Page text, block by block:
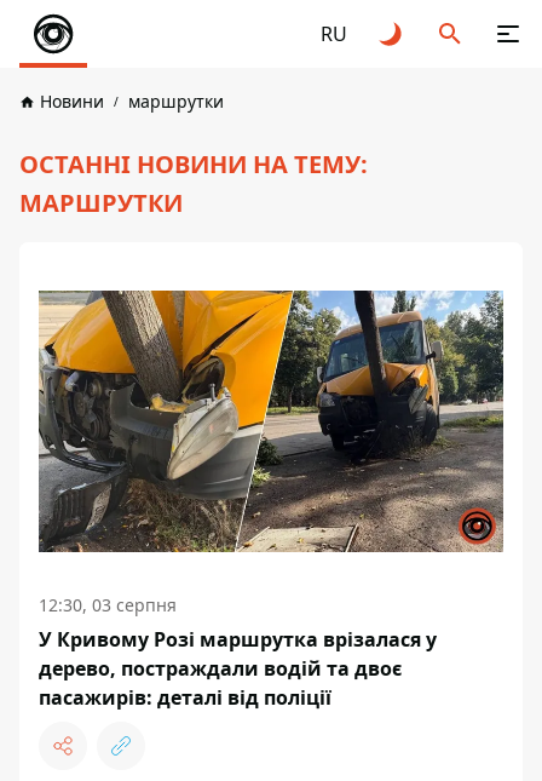
RU
Новини маршрутки
ОСТАННІ НОВИНИ НА ТЕМУ:
МАРШРУТКИ
12:30, 03 серпня
У Кривому Розі маршрутка врізалася у
дерево, постраждали водій та двоє
пасажирів: деталі від поліції